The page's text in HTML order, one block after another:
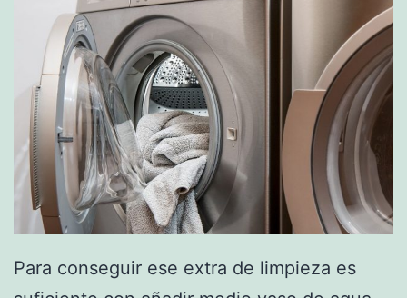
Para conseguir ese extra de limpieza es